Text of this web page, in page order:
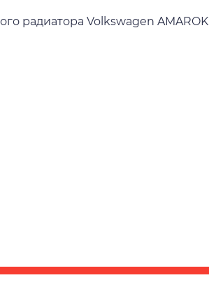
радиатора Volkswagen AMAROK